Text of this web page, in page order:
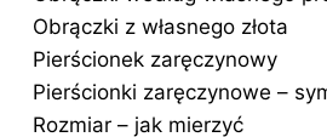
Obrączki z własnego złota
Pierścionek zaręczynowy
Pierścionki zaręczynowe –
Rozmiar – jak mierzyć